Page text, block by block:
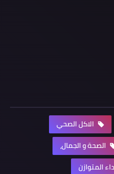
الاكل الصحي
الصحة و الجمال،
المتوازن